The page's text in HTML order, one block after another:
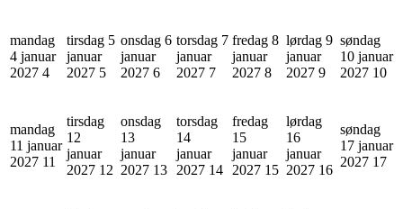
mandag
4 januar
2027 4
tirsdag 5
januar
2027 5
onsdag 6
januar
2027 6
torsdag 7
januar
2027 7
fredag 8
januar
2027 8
lørdag 9
januar
2027 9
søndag
10 januar
2027 10
mandag
11 januar
2027 11
tirsdag
12
januar
2027 12
onsdag
13
januar
2027 13
torsdag
14
januar
2027 14
fredag
15
januar
2027 15
lørdag
16
januar
2027 16
søndag
17 januar
2027 17